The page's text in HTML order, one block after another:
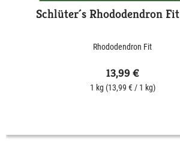
Schlüter´s Rhododendron
Rhododendron Fit
13,99 €
1 kg (13,99 € / 1 kg)